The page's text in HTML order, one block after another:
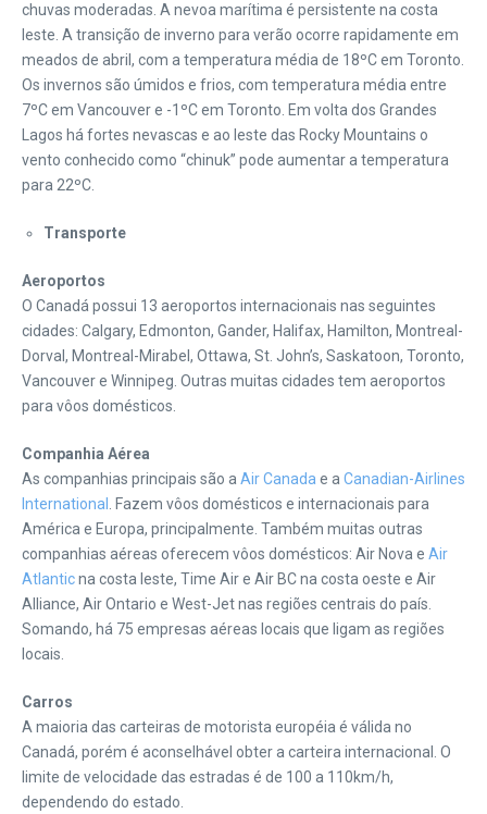
chuvas moderadas. A nevoa marítima é persistente na costa
leste. A transição de inverno para verão ocorre rapidamente em
meados de abril, com a temperatura média de 18ºC em Toronto.
Os invernos são úmidos e frios, com temperatura média entre
7ºC em Vancouver e -1ºC em Toronto. Em volta dos Grandes
Lagos há fortes nevascas e ao leste das Rocky Mountains o
vento conhecido como “chinuk” pode aumentar a temperatura
para 22ºC.
Transporte
Aeroportos
O Canadá possui 13 aeroportos internacionais nas seguintes
cidades: Calgary, Edmonton, Gander, Halifax, Hamilton, Montreal-
Dorval, Montreal-Mirabel, Ottawa, St. John’s, Saskatoon, Toronto,
Vancouver e Winnipeg. Outras muitas cidades tem aeroportos
para vôos domésticos.
Companhia Aérea
As companhias principais são a Air Canada e a Canadian-Airlines
International
. Fazem vôos domésticos e internacionais para
América e Europa, principalmente. Também muitas outras
companhias aéreas oferecem vôos domésticos: Air Nova e Air
Atlanticna costa leste, Time Air e Air BC na costa oeste e Air
Alliance, Air Ontario e West-Jet nas regiões centrais do país.
Somando, há 75 empresas aéreas locais que ligam as regiões
locais.
Carros
A maioria das carteiras de motorista européia é válida no
Canadá, porém é aconselhável obter a carteira internacional. O
limite de velocidade das estradas é de 100 a 110km/h,
dependendo do estado.